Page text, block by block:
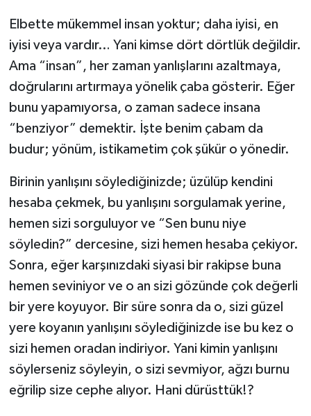
Elbette mükemmel insan yoktur; daha iyisi, en
iyisi veya vardır… Yani kimse dört dörtlük değildir.
Ama “insan”, her zaman yanlışlarını azaltmaya,
doğrularını artırmaya yönelik çaba gösterir. Eğer
bunu yapamıyorsa, o zaman sadece insana
“benziyor” demektir. İşte benim çabam da
budur; yönüm, istikametim çok şükür o yönedir.
Birinin yanlışını söylediğinizde; üzülüp kendini
hesaba çekmek, bu yanlışını sorgulamak yerine,
hemen sizi sorguluyor ve “Sen bunu niye
söyledin?” dercesine, sizi hemen hesaba çekiyor.
Sonra, eğer karşınızdaki siyasi bir rakipse buna
hemen seviniyor ve o an sizi gözünde çok değerli
bir yere koyuyor. Bir süre sonra da o, sizi güzel
yere koyanın yanlışını söylediğinizde ise bu kez o
sizi hemen oradan indiriyor. Yani kimin yanlışını
söylerseniz söyleyin, o sizi sevmiyor, ağzı burnu
eğrilip size cephe alıyor. Hani dürüsttük!?